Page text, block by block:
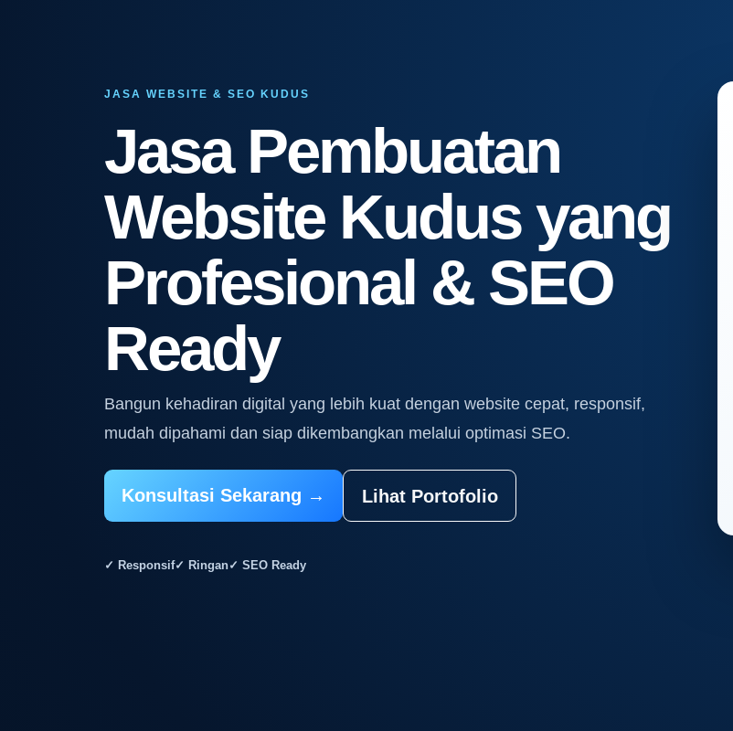
JASA WEBSITE & SEO KUDUS
Jasa Pembuatan
Website Kudus yang
Profesional & SEO
Ready
Bangun kehadiran digital yang lebih kuat dengan website cepat, responsif,
mudah dipahami dan siap dikembangkan melalui optimasi SEO.
Konsultasi Sekarang → Lihat Portofolio
✓ Responsif✓ Ringan✓ SEO Ready